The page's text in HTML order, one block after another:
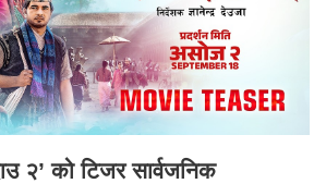
२’ को टिजर सार्वजनिक